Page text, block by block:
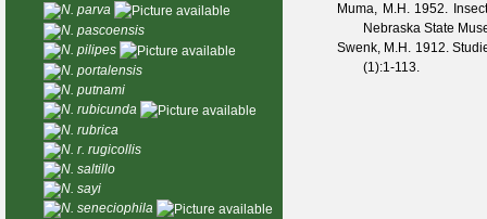
Muma, M.H.1952.
Nebraska State
Swenk, M.H. 1912.
(1):1-113.
N. parva
N. pascoensis
N. pilipes
N. portalensis
N. putnami
N. rubicunda
N. rubrica
N. r. rugicollis
N. saltillo
N. sayi
N. seneciophila